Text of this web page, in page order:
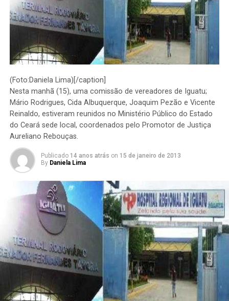
(Foto:Daniela Lima)[/caption]
Nesta manhã (15), uma comissão de vereadores de Iguatu;
Mário Rodrigues, Cida Albuquerque, Joaquim Pezão e Vicente
Reinaldo, estiveram reunidos no Ministério Público do Estado
do Ceará sede local, coordenados pelo Promotor de Justiça
Aureliano Rebouças.
Publicado 14 anos atrás on 15 de janeiro de 2013
By Daniela Lima